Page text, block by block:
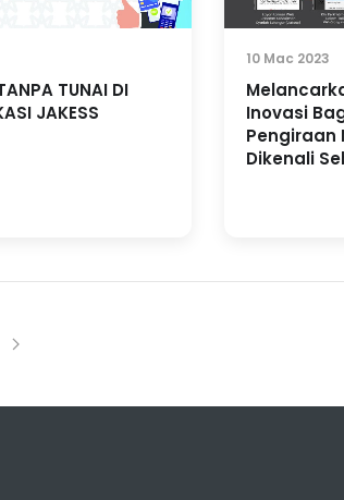
TUNAI DI
JAKESS
10 Mac 2023
Inovasi
Pengiraan
Dikenali